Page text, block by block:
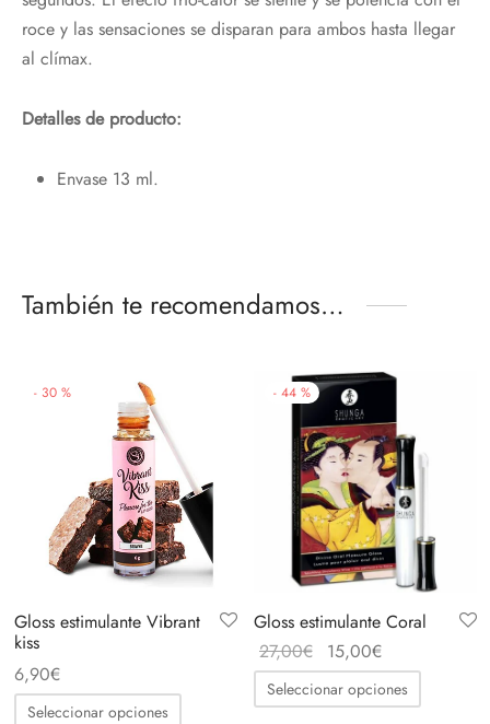
Nos alegra que te esté gustando nuestra
¡Bienvenidos al placer de sentir!
Acepto política de privacidad
roce y las sensaciones se disparan para ambos hasta llegar
al clímax.
Detalles de producto:
Envase 13 ml.
También te recomendamos…
- 30 %
Gloss estimulante Vibrant
kiss
6,90€
Seleccionar opciones
- 44 %
Gloss estimulante Coral
27,00€
El
precio
original
15,00€
precio
actual
Seleccionar opciones